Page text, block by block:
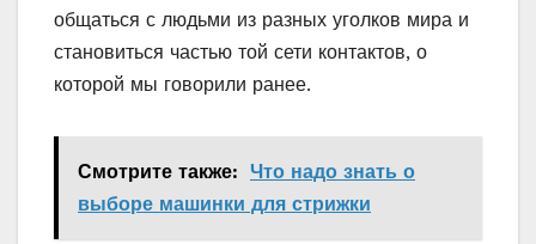
общаться с людьми из разных уголков мира и
становиться частью той сети контактов, о
которой мы говорили ранее.
Смотрите также: Что надо знать о
выборе машинки для стрижки